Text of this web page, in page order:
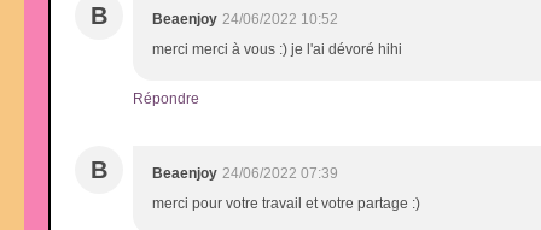
B Beaenjoy 24/06/2022 10:52
merci merci à vous :) je l'ai dévoré hihi
Répondre
B Beaenjoy 24/06/2022 07:39
merci pour votre travail et votre partage :)